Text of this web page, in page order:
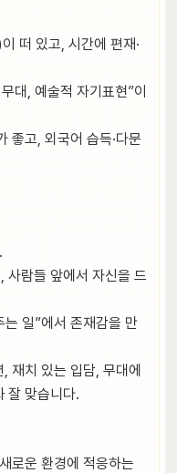
떠 있고, 시간에 편재·
대, 예술적 자기표현”이
좋고, 외국어 습득·다문
람들 앞에서 자신을 드
는 일”에서 존재감을 만
재치 있는 입담, 무대에
잘 맞습니다.
로운 환경에 적응하는